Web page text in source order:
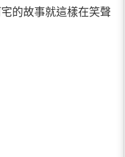
的故事就這樣在笑聲